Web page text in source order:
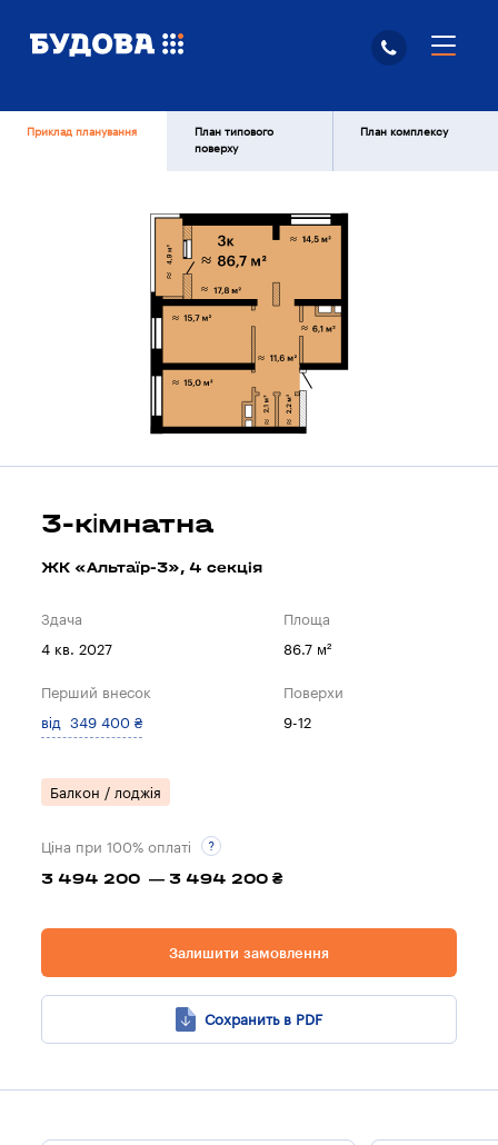
Приклад планування
План типового
поверху
План комплексу
3-кімнатна
ЖК «Альтаїр-3», 4 секцiя
Здача
4 кв. 2027
Площа
86.7 м²
Перший внесок
від 349 400 ₴
Поверхи
9-12
Балкон / лоджія
Ціна при 100% оплаті
3 494 200 — 3 494 200 ₴
Залишити замовлення
Сохранить в PDF